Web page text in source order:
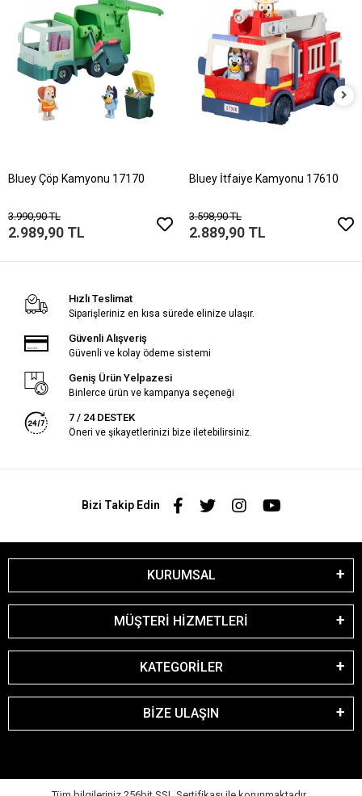
Bluey Çöp Kamyonu 17170
3.990,90 TL
2.989,90 TL
Bluey İtfaiye Kamyonu 17610
3.598,90 TL
2.889,90 TL
Hızlı Teslimat
Siparişleriniz en kısa sürede elinize ulaşır.
Güvenli Alışveriş
Güvenli ve kolay ödeme sistemi
Geniş Ürün Yelpazesi
Binlerce ürün ve kampanya seçeneği
7 / 24 DESTEK
Öneri ve şikayetlerinizi bize iletebilirsiniz.
Bizi Takip Edin
KURUMSAL
MÜŞTERİ HİZMETLERİ
KATEGORİLER
BİZE ULAŞIN